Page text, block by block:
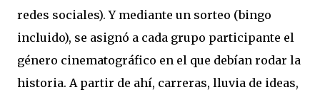
redes sociales). Y mediante un sorteo (bingo
incluido), se asignó a cada grupo participante el
género cinematográfico en el que debían rodar la
historia. A partir de ahí, carreras, lluvia de ideas,